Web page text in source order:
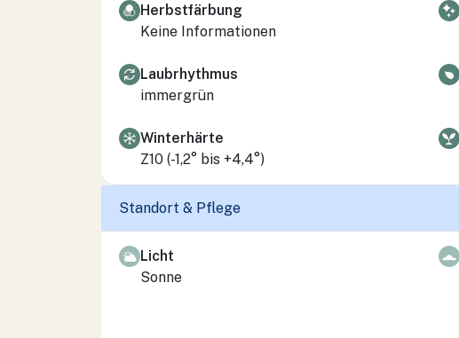
Herbstfärbung
Keine Informationen
Laubrhythmus
immergrün
Winterhärte
Z10 (-1,2° bis +4,4°)
Standort & Pflege
Licht
Sonne